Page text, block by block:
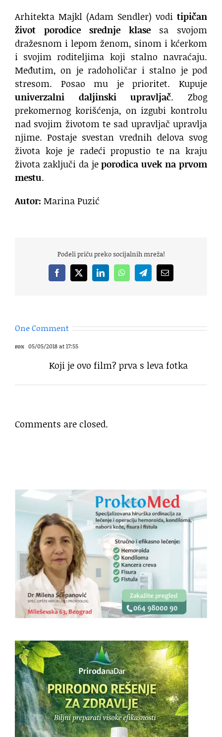
Arhitekta Majkl (Adam Sendler) vodi tipičan
život porodice srednje klase sa svojom
dražesnom i lepom ženom, sinom i kćerkom
i svojim roditeljima koji stalno navraćaju.
Međutim, on je radoholičar i stalno je pod
stresom. Posao mu je prioritet. Kupuje
univerzalni daljinski upravljač. Zbog
prekomernog korišćenja, on izgubi kontrolu
nad svojim životom te sad upravljač upravlja
njime. Postaje svestan vrednih delova svog
života koje je radeći propustio te na kraju
života zaključi da jeporodica uvek na prvom
mestu.
Autor: Marina Puzić
Podeli priču preko socijalnih mreža!
Facebook
X LinkedInWhatsAppTelegramEmail
One Comment
rox 05/05/2018 at 17:55
Koji je ovo film? prva s leva fotka
Comments are closed.